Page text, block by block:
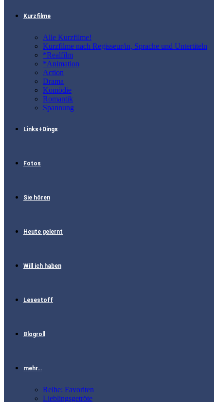
Kurzfilme
Alle Kurzfilme!
Kurzfilme nach Regisseur/in, Sprache und Untertiteln
*Realfilm
*Animation
Action
Drama
Komödie
Romantik
Spannung
Links+Dings
Fotos
Sie hören
Heute gelernt
Will ich haben
Lesestoff
Blogroll
mehr…
Reihe: Favoriten
Lieblingsgetröte